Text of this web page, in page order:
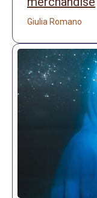
Giulia Romano